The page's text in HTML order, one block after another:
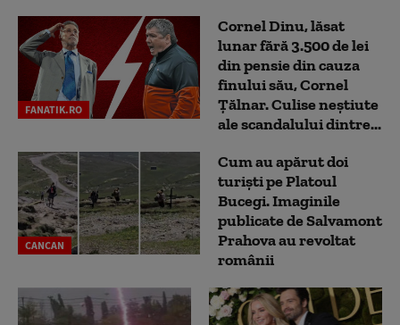
FANATIK.RO
Cornel Dinu, lăsat
lunar fără 3.500 de lei
din pensie din cauza
finului său, Cornel
Țălnar. Culise neștiute
ale scandalului dintre...
CANCAN
Cum au apărut doi
turiști pe Platoul
Bucegi. Imaginile
publicate de Salvamont
Prahova au revoltat
românii